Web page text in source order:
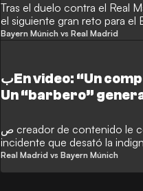
Tras el duelo contra el Real
el siguiente gran reto para el
la Liga de Campeones.
Bayern Múnich vs Real Madrid
بEn video: “Un comportamiento repugnante”...
Un “barbero”
ص creador de contenido le corta el cabello a un aficionado en un
incidente que desató la
Real Madrid vs Bayern Múnich